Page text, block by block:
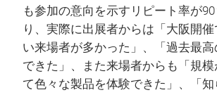
も参加の意向を示すリピート率が
り、実際に出展者からは「大阪開
い来場者が多かった」、「過去最
できた」、また来場者からも「規
て色々な製品を体験できた」、「知